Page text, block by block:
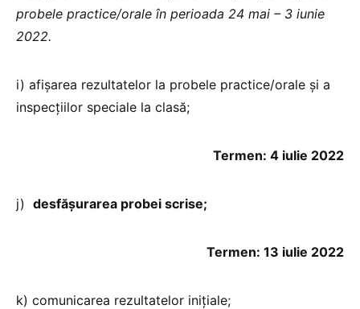
probele practice/orale în perioada 24 mai – 3 iunie
2022.
i) afişarea rezultatelor la probele practice/orale și a
inspecțiilor speciale la clasă;
Termen: 4 iulie 2022
j) desfășurarea probei scrise;
Termen: 13 iulie 2022
k) comunicarea rezultatelor iniţiale;